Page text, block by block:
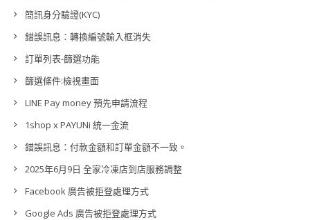
簡訊身分驗證(KYC)
錯誤訊息：轉換編號輸入框消失
訂單列表-篩選功能
篩選條件:檢視畫面
LINE Pay money 預先申請流程
1shop x PAYUNi 統一金流
錯誤訊息：付款金額和訂單金額不一致。
2025年6月9日 全家冷凍店到店服務調整
Facebook 廣告被拒登處理方式
Google Ads 廣告被拒登處理方式